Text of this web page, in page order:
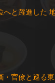
へと躍進した
・官僚と巡る